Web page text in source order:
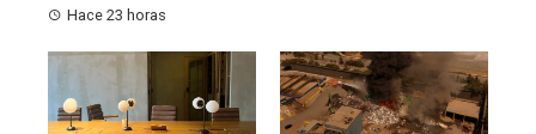
Hace 23 horas